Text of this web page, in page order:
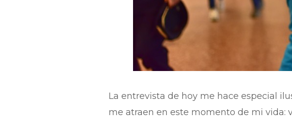
La entrevista de hoy me hace especial
me atraen en este momento de mi vida: